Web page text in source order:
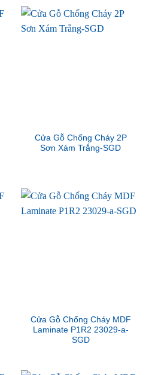
Cửa Gỗ Chống Cháy 2P
Sơn Xám Trắng-SGD
Cửa Gỗ Chống Cháy MDF
Laminate P1R2 23029-a-
SGD